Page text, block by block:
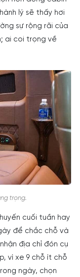
lý sẽ thấy hơi
sự rộng rãi của
ai coi trọng về
trọng.
cuối tuần hay
để chắc chỗ và
địa chỉ đón cụ
vì xe 9 chỗ ít chỗ
ngày, chọn